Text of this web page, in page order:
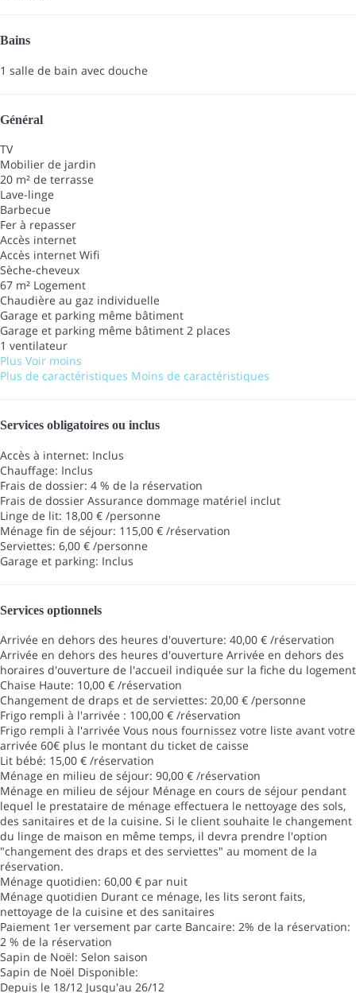
Bains
1 salle de bain avec douche
Général
TV
Mobilier de jardin
20 m² de terrasse
Lave-linge
Barbecue
Fer à repasser
Accès internet
Accès internet Wifi
Sèche-cheveux
67 m² Logement
Chaudière au gaz individuelle
Garage et parking même bâtiment
Garage et parking même bâtiment 2 places
1 ventilateur
Plus Voir moins
Plus de caractéristiques Moins de caractéristiques
Services obligatoires ou inclus
Accès à internet: Inclus
Chauffage: Inclus
Frais de dossier: 4 % de la réservation
Frais de dossier Assurance dommage matériel inclut
Linge de lit: 18,00 € /personne
Ménage fin de séjour: 115,00 € /réservation
Serviettes: 6,00 € /personne
Garage et parking: Inclus
Services optionnels
Arrivée en dehors des heures d'ouverture: 40,00 € /réservation
Arrivée en dehors des heures d'ouverture Arrivée en dehors des
horaires d'ouverture de l'accueil indiquée sur la fiche du logement
Chaise Haute: 10,00 € /réservation
Changement de draps et de serviettes: 20,00 € /personne
Frigo rempli à l'arrivée : 100,00 € /réservation
Frigo rempli à l'arrivée Vous nous fournissez votre liste avant votre
arrivée 60€ plus le montant du ticket de caisse
Lit bébé: 15,00 € /réservation
Ménage en milieu de séjour: 90,00 € /réservation
Ménage en milieu de séjour Ménage en cours de séjour pendant
lequel le prestataire de ménage effectuera le nettoyage des sols,
des sanitaires et de la cuisine. Si le client souhaite le changement
du linge de maison en même temps, il devra prendre l'option
"changement des draps et des serviettes" au moment de la
réservation.
Ménage quotidien: 60,00 € par nuit
Ménage quotidien Durant ce ménage, les lits seront faits,
nettoyage de la cuisine et des sanitaires
Paiement 1er versement par carte Bancaire: 2% de la réservation:
2 % de la réservation
Sapin de Noël: Selon saison
Sapin de Noël Disponible:
Depuis le 18/12 Jusqu'au 26/12